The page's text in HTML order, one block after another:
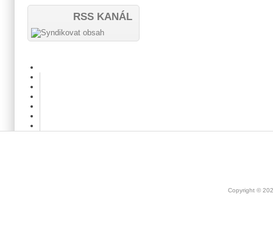
RSS KANÁL
Copyright ©